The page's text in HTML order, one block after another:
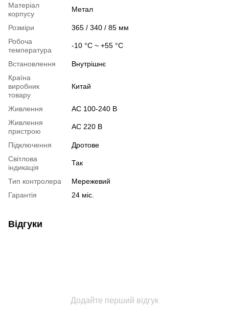
Матеріал
корпусу
Метал
Розміри
365 / 340 / 85 мм
Робоча
температура
-10 °C ~ +55 °C
Встановлення
Внутрішнє
Країна
виробник
товару
Китай
Живлення
AC 100-240 B
Живлення
пристрою
AC 220 В
Підключення
Дротове
Світлова
індикація
Так
Тип контролера
Мережевий
Гарантія
24 міс.
Відгуки
Додайте перший відгук